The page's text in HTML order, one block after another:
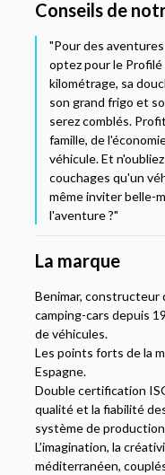
Conseils de
"Pour des
optez pour le
kilométrage, sa
son grand frigo et
serez comblés.
famille, de
véhicule. Et
couchages qu'un
même inviter belle-
l'aventure ?"
La marque
Benimar, constructeur
camping-cars depuis
de véhicules.
Les points forts de la
Espagne.
Double certification
qualité et la fiabilité
système de
L’imagination, la
méditerranéen,